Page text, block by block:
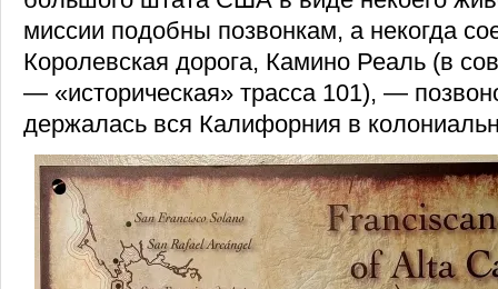
миссии подобны позвонкам, а некогда
Королевская дорога, Камино Реаль (в
— «историческая» трасса 101), —
держалась вся Калифорния в